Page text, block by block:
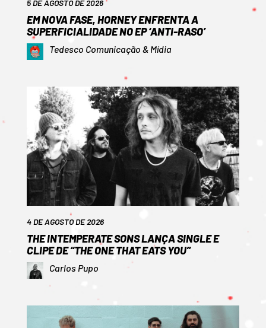
5 DE AGOSTO DE 2026
EM NOVA FASE, HORNEY ENFRENTA A
SUPERFICIALIDADE NO EP ‘ANTI-RASO’
Tedesco Comunicação & Mídia
4 DE AGOSTO DE 2026
THE INTEMPERATE SONS LANÇA SINGLE E
CLIPE DE “THE ONE THAT EATS YOU”
Carlos Pupo